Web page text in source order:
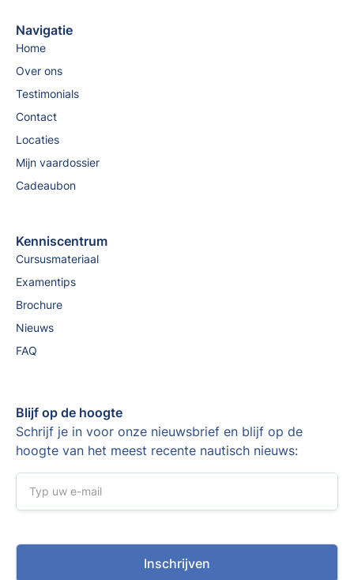
Navigatie
Home
Over ons
Testimonials
Contact
Locaties
Mijn vaardossier
Cadeaubon
Kenniscentrum
Cursusmateriaal
Examentips
Brochure
Nieuws
FAQ
Blijf op de hoogte
Schrijf je in voor onze nieuwsbrief en blijf op de
hoogte van het meest recente nautisch nieuws: